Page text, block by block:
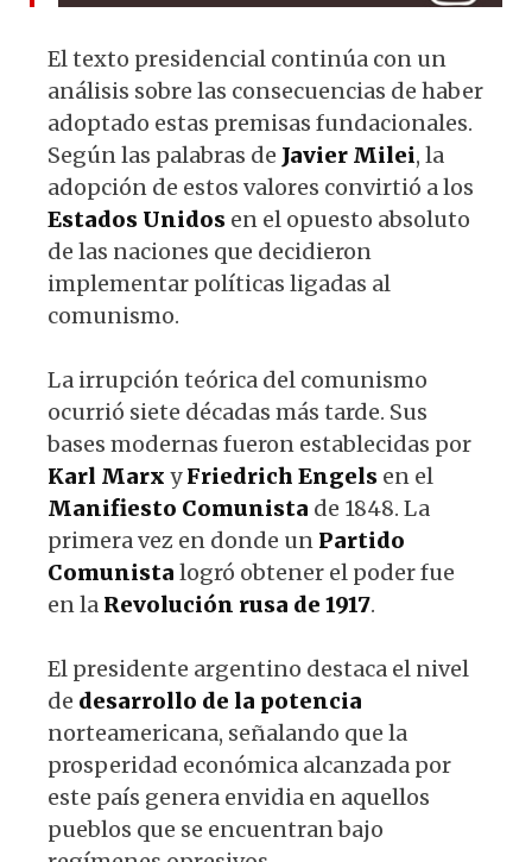
El texto presidencial continúa con un
análisis sobre las consecuencias de haber
adoptado estas premisas fundacionales.
Según las palabras de Javier Milei, la
adopción de estos valores convirtió a los
Estados Unidos en el opuesto absoluto
de las naciones que decidieron
implementar políticas ligadas al
comunismo.
La irrupción teórica del comunismo
ocurrió siete décadas más tarde. Sus
bases modernas fueron establecidas por
Karl Marx yFriedrich Engels en el
Manifiesto Comunista de 1848. La
primera vez en donde un Partido
Comunista logró obtener el poder fue
en la Revolución rusa de 1917.
El presidente argentino destaca el nivel
de desarrollo de la potencia
norteamericana, señalando que la
prosperidad económica alcanzada por
este país genera envidia en aquellos
pueblos que se encuentran bajo